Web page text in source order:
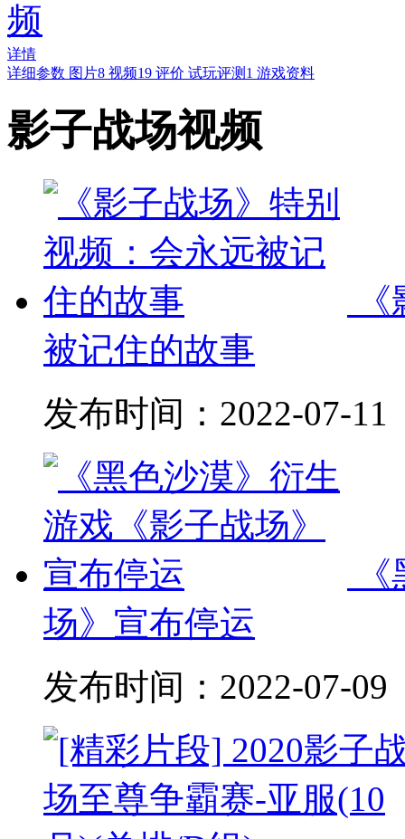
频
详情
详细参数 图片8 视频19 评价 试玩评测 1 游戏资料
影子战场视频
被记住的故事
发布时间： 2022-07-11
场》宣布停运
发布时间： 2022-07-09